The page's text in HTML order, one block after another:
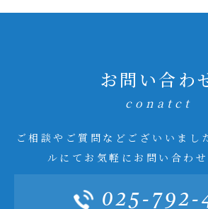
お問い合わ
conatct
ご相談やご質問などございいまし
ルにてお気軽にお問い合わせ
025-792-